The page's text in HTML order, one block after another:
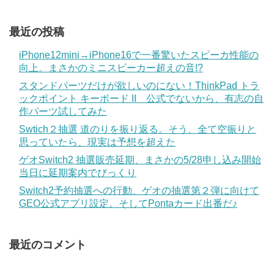
最近の投稿
iPhone12mini→iPhone16で一番驚いたスピーカ性能の
向上。まさかのミニスピーカー超えの音!?
スタンドパーツだけが欲しいのにない！ThinkPad トラ
ックポイント キーボード II 公式でないから、有志の自
作パーツ試してみた
Swtich２抽選 道のりを振り返る。そう、全て空振りと
思っていたら、現実は予想を超えた
ゲオSwitch2 抽選販売延期、まさかの5/28申し込み開始
当日に延期案内でびっくり
Switch2予約抽選への行動、ゲオの抽選第２弾に向けて
GEO公式アプリ設定。そしてPontaカード出番だ♪
最近のコメント